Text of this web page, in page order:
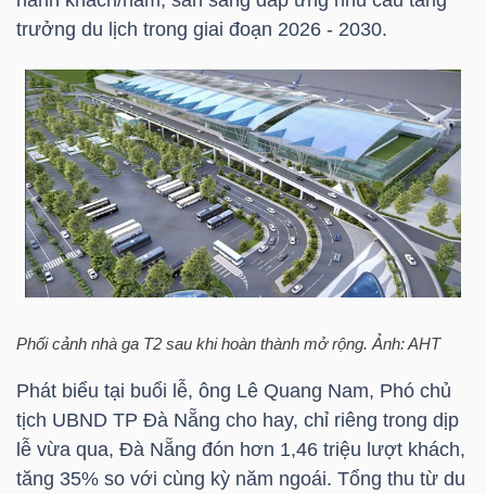
trưởng du lịch trong giai đoạn 2026 - 2030.
Phối cảnh nhà ga T2 sau khi hoàn thành mở rộng. Ảnh: AHT
Phát biểu tại buổi lễ, ông Lê Quang Nam, Phó chủ
tịch UBND TP Đà Nẵng cho hay, chỉ riêng trong dịp
lễ vừa qua, Đà Nẵng đón hơn 1,46 triệu lượt khách,
tăng 35% so với cùng kỳ năm ngoái. Tổng thu từ du
NGÀNH
DOANH
NGHIỆP
CỔ
PHIẾU
PHÁI
SINH